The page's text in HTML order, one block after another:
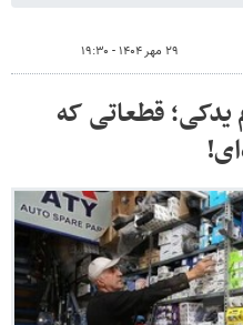
۲۹ مهر ۱۴۰۴ - ۱۹:۳۰
یدکی؛ قطعاتی که